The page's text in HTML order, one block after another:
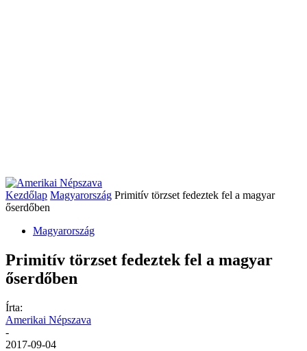
Kezdőlap Magyarország Primitív törzset fedeztek fel a magyar
őserdőben
Magyarország
Primitív törzset fedeztek fel a magyar
őserdőben
Írta:
Amerikai Népszava
-
2017-09-04